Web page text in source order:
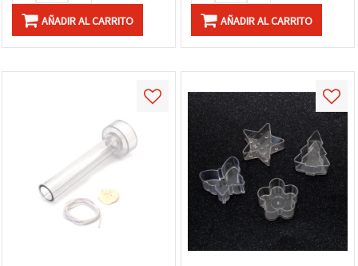
AÑADIR AL CARRITO AÑADIR AL CARRITO